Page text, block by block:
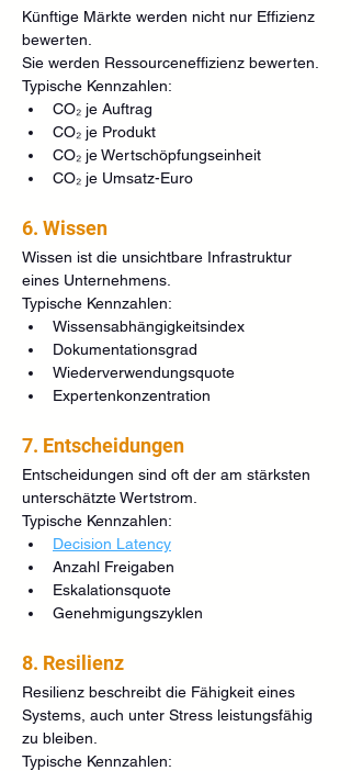
Künftige Märkte werden nicht nur Effizienz
bewerten.
Sie werden Ressourceneffizienz bewerten.
Typische Kennzahlen:
CO₂ je Auftrag
CO₂ je Produkt
CO₂ je Wertschöpfungseinheit
CO₂ je Umsatz-Euro
6. Wissen
Wissen ist die unsichtbare Infrastruktur
eines Unternehmens.
Typische Kennzahlen:
Wissensabhängigkeitsindex
Dokumentationsgrad
Wiederverwendungsquote
Expertenkonzentration
7. Entscheidungen
Entscheidungen sind oft der am stärksten
unterschätzte Wertstrom.
Typische Kennzahlen:
Decision Latency
Anzahl Freigaben
Eskalationsquote
Genehmigungszyklen
8. Resilienz
Resilienz beschreibt die Fähigkeit eines
Systems, auch unter Stress leistungsfähig
zu bleiben.
Typische Kennzahlen: